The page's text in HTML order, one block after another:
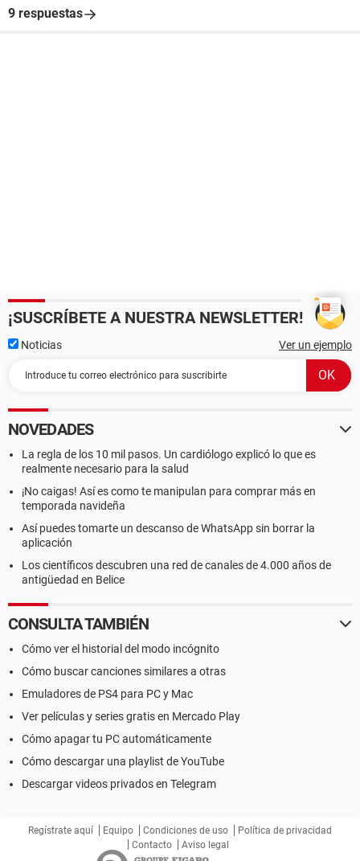
9 respuestas
¡SUSCRÍBETE A NUESTRA NEWSLETTER!
Noticias Ver un ejemplo
NOVEDADES
La regla de los 10 mil pasos. Un cardiólogo explicó lo que es
realmente necesario para la salud
¡No caigas! Así es como te manipulan para comprar más en
temporada navideña
Así puedes tomarte un descanso de WhatsApp sin borrar la
aplicación
Los científicos descubren una red de canales de 4.000 años de
antigüedad en Belice
CONSULTA TAMBIÉN
Cómo ver el historial del modo incógnito
Cómo buscar canciones similares a otras
Emuladores de PS4 para PC y Mac
Ver películas y series gratis en Mercado Play
Cómo apagar tu PC automáticamente
Cómo descargar una playlist de YouTube
Descargar videos privados en Telegram
Regístrate aquí Equipo Condiciones de uso
Política de privacidad
Contacto
Aviso legal